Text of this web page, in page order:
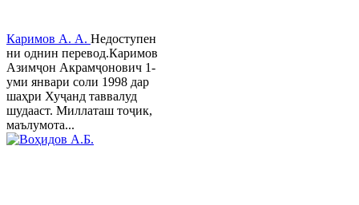
Каримов А. А. Недоступен
ни однин перевод.Каримов
Азимҷон Акрамҷонович 1-
уми январи соли 1998 дар
шаҳри Хуҷанд таввалуд
шудааст. Миллаташ тоҷик,
маълумота...